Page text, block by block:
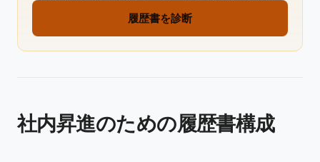
履歴書を診断
社内昇進のための履歴書構成